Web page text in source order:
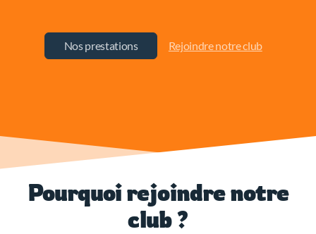
Nos prestations Rejoindre notre club
Pourquoi rejoindre notre
club ?